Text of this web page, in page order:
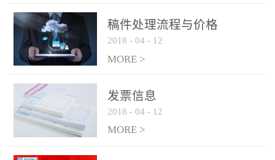
稿件处理流程与价格
2018 - 04 - 12
MORE >
发票信息
2018 - 04 - 12
MORE >